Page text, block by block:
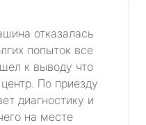
отказалась
попыток все
к выводу что
По приезду
диагностику и
на месте